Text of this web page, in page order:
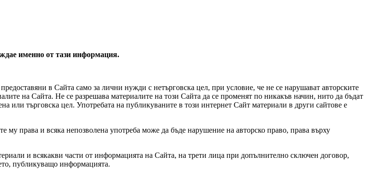
именно от тази информация.
в Сайта само за лични нужди с нетърговска цел, при условие, че не се нарушават авторските
на Сайта. Не се разрешава материалите на този Сайта да се променят по никакъв начин, нито да бъдат
или търговска цел. Употребата на публикуваните в този интернет Сайт материали в други сайтове е
му права и всяка непозволена употреба може да бъде нарушение на авторско право, права върху
и всякакви части от информацията на Сайта, на трети лица при допълнително сключен договор,
публикуващо информацията.